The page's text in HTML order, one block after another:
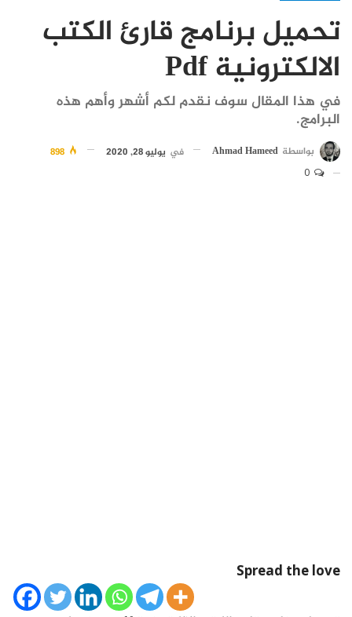
تحميل برنامج قارئ الكتب
الالكترونية Pdf
في هذا المقال سوف نقدم لكم أشهر وأهم هذه
البرامج.
بواسطة Ahmad Hameed في يوليو 28, 2020
Spread the love